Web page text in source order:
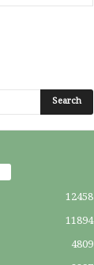
12458
11894
4809